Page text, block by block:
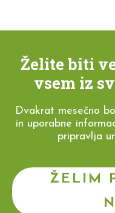
Želite biti
vsem iz
Dvakrat mesečno
in uporabne
pripravlja
ŽELIM